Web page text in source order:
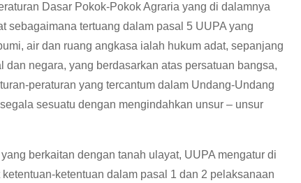
Dasar Pokok-Pokok Agraria yang di dalamnya
sebagaimana tertuang dalam pasal 5 UUPA yang
air dan ruang angkasa ialah hukum adat, sepanjang
negara, yang berdasarkan atas persatuan bangsa,
peraturan yang tercantum dalam Undang-Undang
sesuatu dengan mengindahkan unsur – unsur
berkaitan dengan tanah ulayat, UUPA mengatur di
ketentuan dalam pasal 1 dan 2 pelaksanaan